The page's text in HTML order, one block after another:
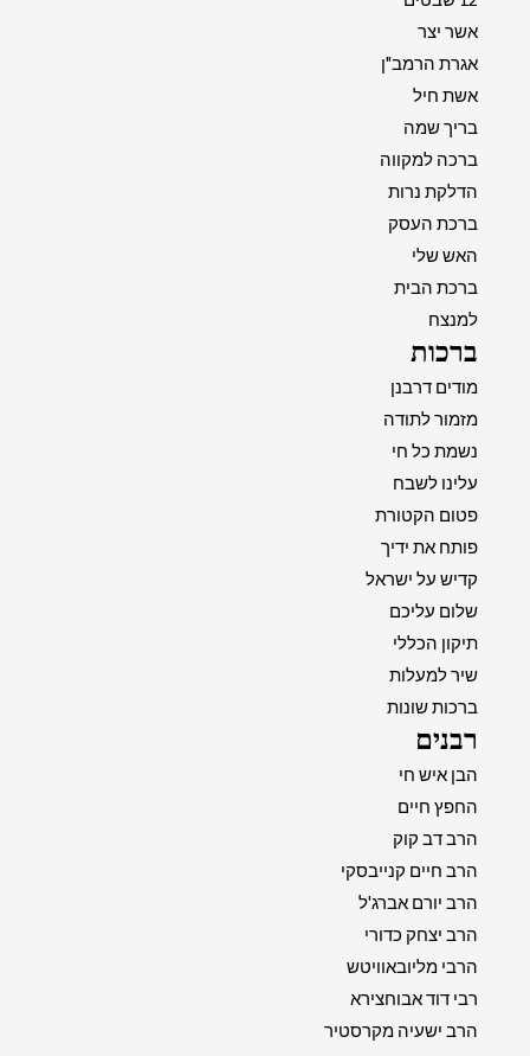
אשר יצר
אגרת הרמב"ן
אשת חיל
בריך שמה
ברכה למקווה
הדלקת נרות
ברכת העסק
האש שלי
ברכת הבית
למנצח
ברכות
מודים דרבנן
מזמור לתודה
נשמת כל חי
עלינו לשבח
פטום הקטורת
פותח את ידיך
קדיש על ישראל
שלום עליכם
תיקון הכללי
שיר למעלות
ברכות שונות
רבנים
הבן איש חי
החפץ חיים
הרב דב קוק
הרב חיים קנייבסקי
הרב יורם אברג'ל
הרב יצחק כדורי
הרבי מליובאוויטש
רבי דוד אבוחצירא
הרב ישעיה מקרסטיר